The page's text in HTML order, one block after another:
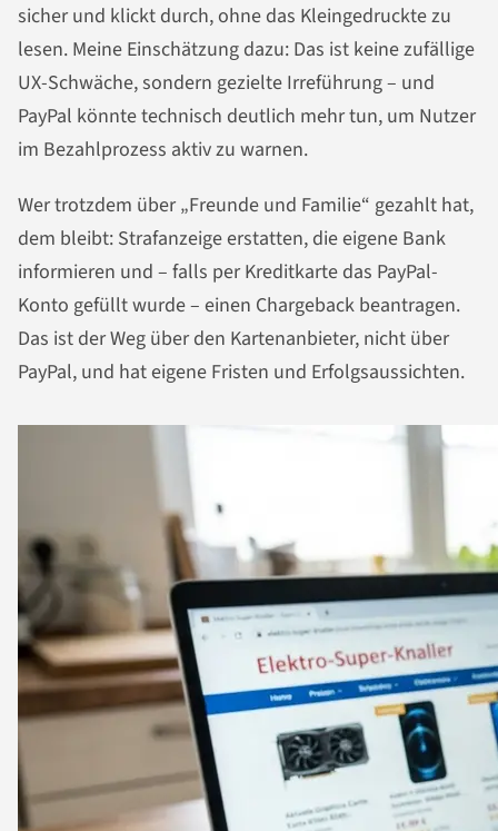
sicher und klickt durch, ohne das Kleingedruckte zu
lesen. Meine Einschätzung dazu: Das ist keine zufällige
UX-Schwäche, sondern gezielte Irreführung – und
PayPal könnte technisch deutlich mehr tun, um Nutzer
im Bezahlprozess aktiv zu warnen.
Wer trotzdem über „Freunde und Familie“ gezahlt hat,
dem bleibt: Strafanzeige erstatten, die eigene Bank
informieren und – falls per Kreditkarte das PayPal-
Konto gefüllt wurde – einen Chargeback beantragen.
Das ist der Weg über den Kartenanbieter, nicht über
PayPal, und hat eigene Fristen und Erfolgsaussichten.